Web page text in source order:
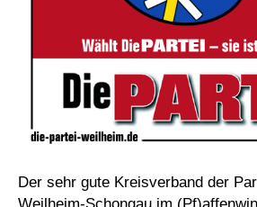
Der sehr gute Kreisverband der